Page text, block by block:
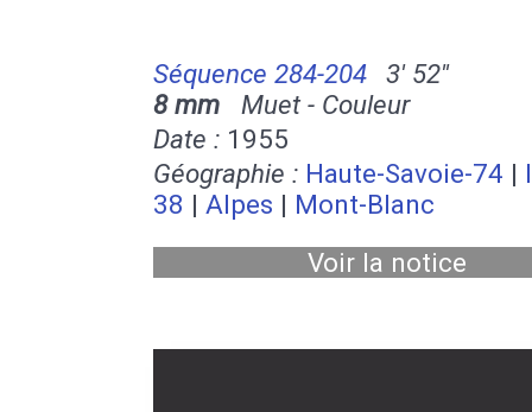
Séquence 284-204
3' 52''
8 mm Muet - Couleur
Date : 1955
Géographie : Haute-Savoie-74 |
38 | Alpes | Mont-Blanc
Voir la notice